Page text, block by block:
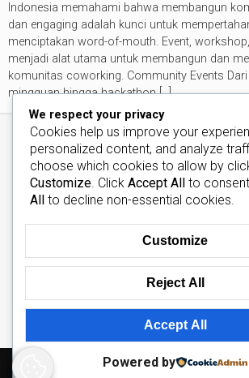
Indonesia memahami bahwa membangun
dan engaging adalah kunci untuk
menciptakan word-of-mouth. Event,
menjadi alat utama untuk membangun dan
komunitas coworking. Community Events
mingguan hingga hackathon […]
kontakPeta situsTimPemberitahuan
We respect your privacy
Cookies help us improve your
personalized content, and analyze
choose which cookies to allow by
Customize . Click Accept All to
All to decline non-essential cookies.
Customize
Reject All
Accept All
Powered by